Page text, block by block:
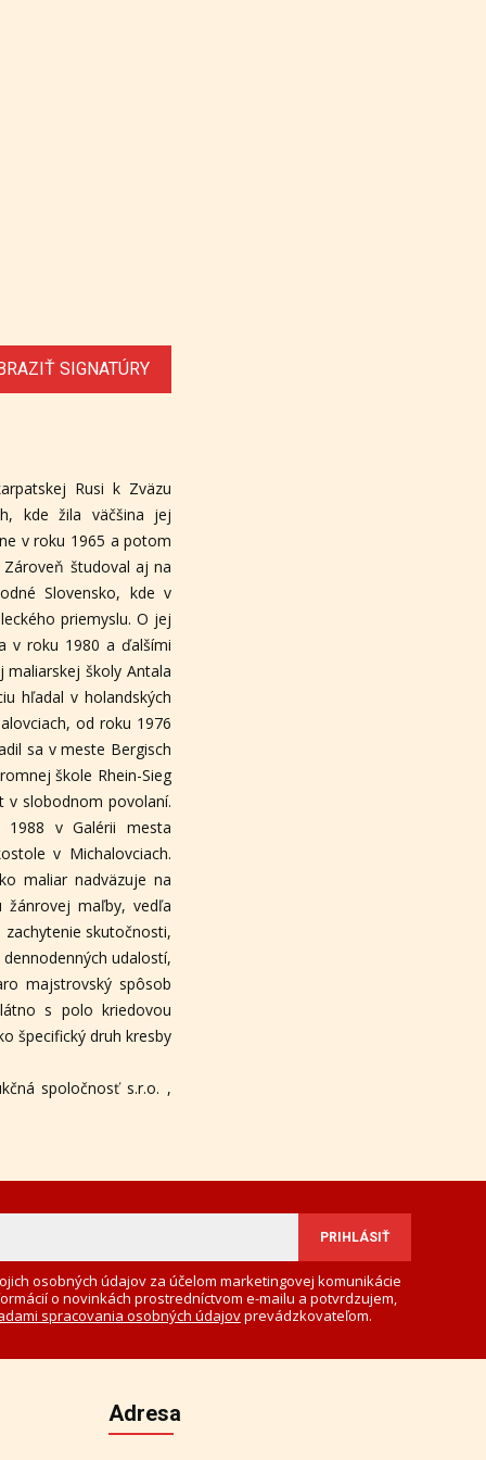
SIGNATÚRY
Rusi k Zväzu
kde žila väčšina jej
v roku 1965 a potom
študoval aj na
Slovensko, kde v
priemyslu. O jej
v roku 1980 a ďalšími
maliarskej školy Antala
hľadal v holandských
od roku 1976
sa v meste Bergisch
škole Rhein-Sieg
v slobodnom povolaní.
1988 v Galérii mesta
v Michalovciach.
maliar nadväzuje na
žánrovej maľby, vedľa
skutočnosti,
udalostí,
majstrovský spôsob
s polo kriedovou
špecifický druh kresby
spoločnosť s.r.o. ,
osobných údajov za účelom marketingovej komunikácie
o novinkách prostredníctvom e-mailu a potvrdzujem,
spracovania osobných údajovprevádzkovateľom.
Adresa